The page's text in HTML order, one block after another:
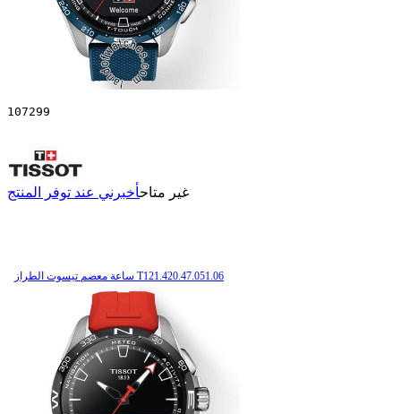
107299
غير متاحأخبرني عند توفر المنتج
ساعة معصم تیسوت الطراز T121.420.47.051.06